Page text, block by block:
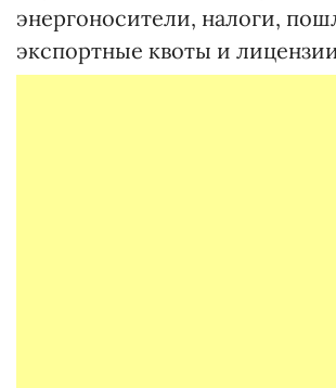
энергоносители, налоги,
экспортные квоты и